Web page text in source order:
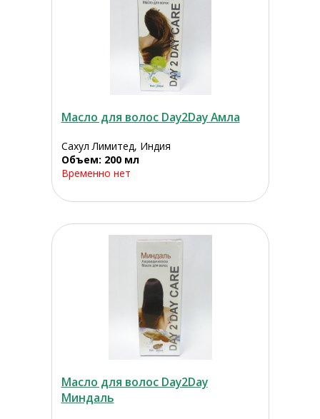
Масло для волос Day2Day Амла
Сахул Лимитед, Индия
Объем: 200 мл
Временно нет
Масло для волос Day2Day
Миндаль